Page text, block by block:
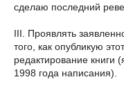
сделаю последний
III. Проявлять
того, как опубликую
редактирование книги
1998 года написания).